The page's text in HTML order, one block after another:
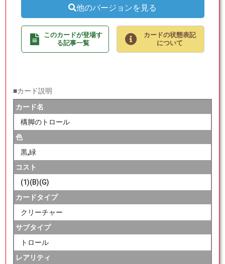
他のバージョンを見る
このカードが登場す
る記事一覧
カードの状態表記
について
■カード説明
カード名
構脚のトロール
色
黒,緑
コスト
(1)(B)(G)
カードタイプ
クリーチャー
サブタイプ
トロール
レアリティ